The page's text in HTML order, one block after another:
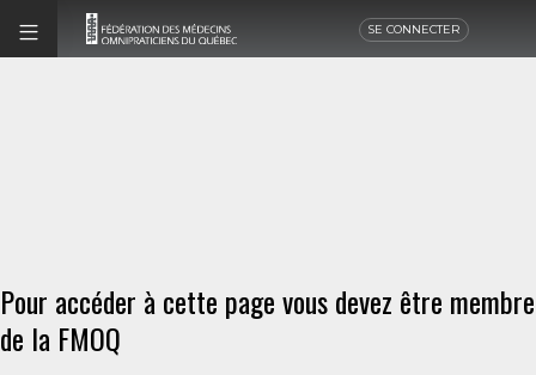
SE CONNECTER
Pour accéder à cette page vous devez être membre
de la FMOQ